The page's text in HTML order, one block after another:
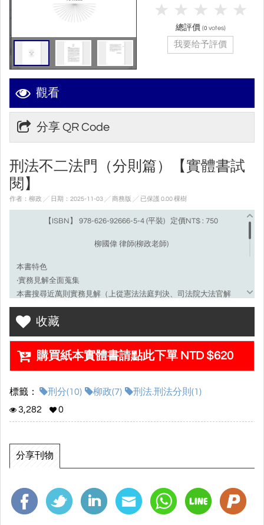
觀看
分享 QR Code
刑法不二法門（分則篇）【實體書試
閱】
作者：柳政 ╱ 日期：2025-11-03 ╱ 商務版 ╱ 已保護 0.00 棵樹
【ISBN】 978-626-92666-5-4 (平裝) 定價NT$ : 750
柳國偉 律師(柳政老師)
本書特色
‧實務見解全面蒐集
本書搜尋近萬則實務見解（上從憲法法庭判決、司法院大法官解
釋、最高法院決議、判例、具參考價值判決至高等法院座談會、判
決，甚至精選各地方法院之重要判決，此外還附帶搜索司法院與法
務部見解），整理關於各條文可能涉及的相關實務見解，以供各位
讀者對我國實務見解有一定之認識。
‧學說見解重點直擊
出現之學說考點，尤其應對司法官、律師新型態考法，以重點式寫
作呈現在各位讀者眼前，使考生對於相關考點有一定解題思維。
本書統整最新修法資訊，並針對一些重大時事考點，搜尋該實務之
判決整理重點，以解析方式讓讀者擁有面對此隱藏性考題，快速直
‧國考試題一覽無遺
本書精選網羅截至114年11月公務人員升官等考試之八大國家考試類
收藏
購買紙本實體書請點此下單 NTD $620
標籤： 刑分(10) 柳政(7)
刑法.刑法分則(1)
3,282
0
分享刊物
總評價 (0 votes)
我要给予評價